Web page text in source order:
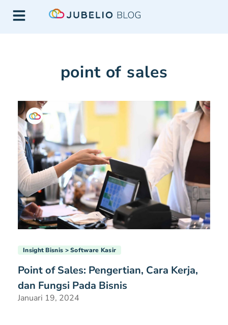
point of sales
Insight Bisnis Software Kasir
Point of Sales: Pengertian, Cara Kerja,
dan Fungsi Pada Bisnis
Januari 19, 2024